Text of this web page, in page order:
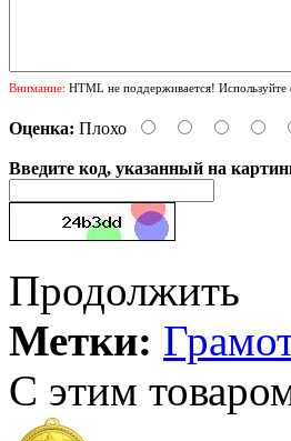
Внимание: HTML не поддерживается! Используйте
Оценка: Плохо
Введите код, указанный на
Продолжить
Метки:
С этим